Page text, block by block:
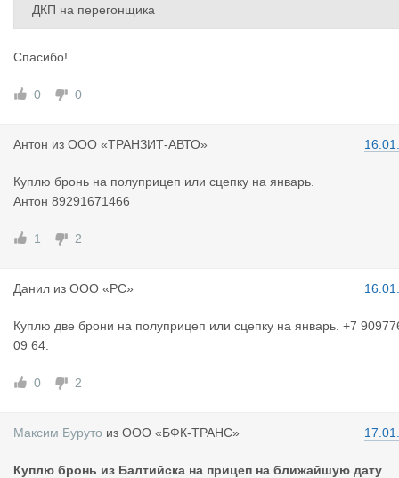
ДКП на перегонщика
Спасибо!
0 0
Антон из ООО «ТРАНЗИТ-АВТО»
Куплю бронь на полуприцеп или сцепку на январь.
Антон 89291671466
1 2
Данил из ООО «РС»
Куплю две брони на полуприцеп или сцепку на январь. +7
09 64.
0 2
Максим Буруто из ООО «БФК-ТРАНС»
Куплю бронь из Балтийска на прицеп на ближайшую дату